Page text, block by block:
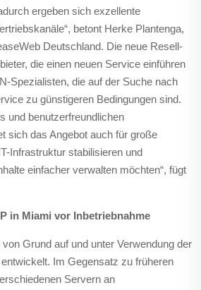
ergeben sich exzellente
betont Herke Plantenga,
Deutschland. Die neue Resell-
die einen neuen Service einführen
Spezialisten, die auf der Suche nach
zu günstigeren Bedingungen sind.
und benutzerfreundlichen
sich das Angebot auch für große
Infrastruktur stabilisieren und
einfacher verwalten möchten“, fügt
in Miami vor Inbetriebnahme
Grund auf und unter Verwendung der
Im Gegensatz zu früheren
Servern an